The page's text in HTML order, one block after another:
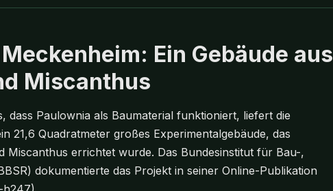
Ein Gebäude aus
Miscanthus
dass Paulownia als Baumaterial funktioniert, liefert die
21,6 Quadratmeter großes Experimentalgebäude, das
Miscanthus errichtet wurde. Das Bundesinstitut für Bau-,
dokumentierte das Projekt in seiner Online-Publikation